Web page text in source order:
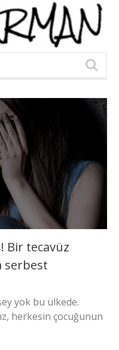
Bir tecavüz
serbest
yok bu ülkede.
herkesin çocuğunun